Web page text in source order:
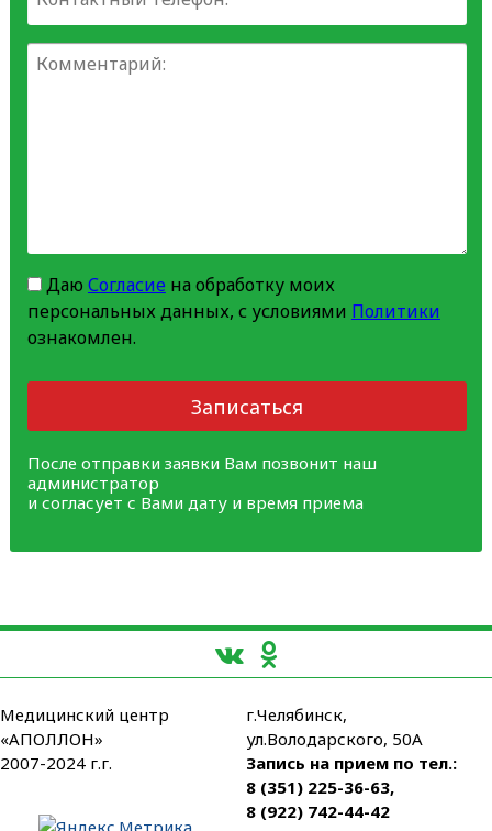
Даю Согласиена обработку моих
персональных данных, с условиями Политики
ознакомлен.
Записаться
После отправки заявки Вам позвонит наш
администратор
и согласует с Вами дату и время приема
Медицинский центр
«АПОЛЛОН»
2007-2024 г.г.
г.Челябинск,
ул.Володарского, 50А
Запись на прием по тел.:
8 (351) 225-36-63,
8 (922) 742-44-42